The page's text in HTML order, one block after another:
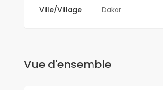
Ville/Village
Dakar
Vue d'ensemble